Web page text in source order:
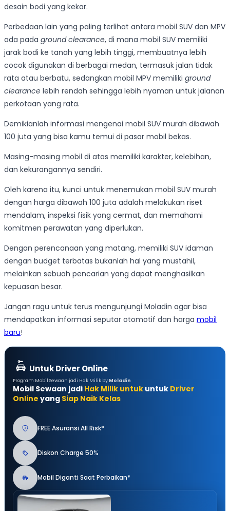
desain bodi yang kekar.
Perbedaan lain yang paling terlihat antara mobil SUV dan MPV
ada pada ground clearance, di mana mobil SUV memiliki
jarak bodi ke tanah yang lebih tinggi, membuatnya lebih
cocok digunakan di berbagai medan, termasuk jalan tidak
rata atau berbatu, sedangkan mobil MPV memiliki ground
clearance lebih rendah sehingga lebih nyaman untuk jalanan
perkotaan yang rata.
Demikianlah informasi mengenai mobil SUV murah dibawah
100 juta yang bisa kamu temui di pasar mobil bekas.
Masing-masing mobil di atas memiliki karakter, kelebihan,
dan kekurangannya sendiri.
Oleh karena itu, kunci untuk menemukan mobil SUV murah
dengan harga dibawah 100 juta adalah melakukan riset
mendalam, inspeksi fisik yang cermat, dan memahami
komitmen perawatan yang diperlukan.
Dengan perencanaan yang matang, memiliki SUV idaman
dengan budget terbatas bukanlah hal yang mustahil,
melainkan sebuah pencarian yang dapat menghasilkan
kepuasan besar.
Jangan ragu untuk terus mengunjungi Moladin agar bisa
mendapatkan informasi seputar otomotif dan harga mobil
baru!
Untuk Driver Online
Program Mobil Sewaan jadi Hak Milik by Moladin
Mobil Sewaan jadi Hak Milik untuk untuk Driver
Online yang Siap Naik Kelas
FREE Asuransi All Risk*
Diskon Charge 50%
Mobil Diganti Saat Perbaikan*